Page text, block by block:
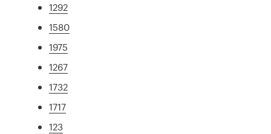
1292
1580
1975
1267
1732
1717
123